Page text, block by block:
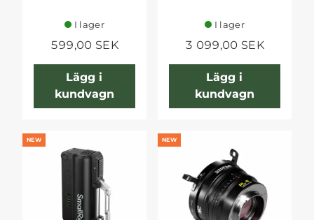
I lager
599,00 SEK
Lägg i
kundvagn
I lager
3 099,00 SEK
Lägg i
kundvagn
NEW NEW